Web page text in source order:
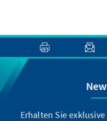
Erhalten Sie